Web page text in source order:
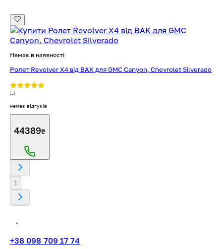
Немає в наявності
Ролет Revolver Х4 від BAK для GMC Canyon, Chevrolet Silverado
немає відгуків
44389₴
1
.
+38 098 709 17 74